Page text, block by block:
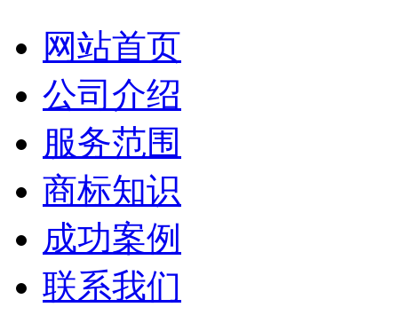
网站首页
公司介绍
服务范围
商标知识
成功案例
联系我们